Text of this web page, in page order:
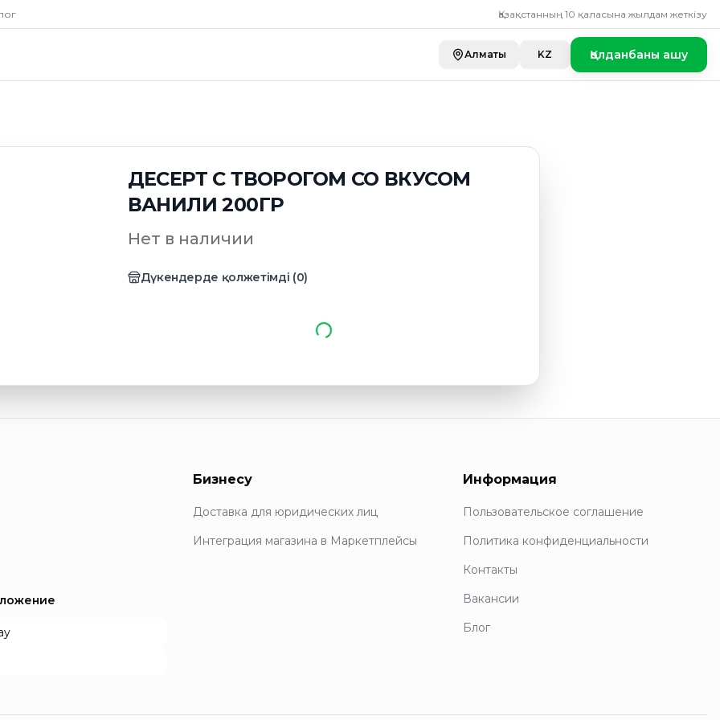
Қазақстанның 10 қаласына жылдам жеткізу
Алматы KZ Қолданбаны ашу
ДЕСЕРТ С ТВОРОГОМ СО ВКУСОМ
ВАНИЛИ 200ГР
Нет в наличии
Дүкендерде қолжетімді (0)
Бизнесу
Доставка для юридических лиц
Интеграция магазина в Маркетплейсы
Информация
Пользовательское соглашение
Политика конфиденциальности
Контакты
Вакансии
Блог